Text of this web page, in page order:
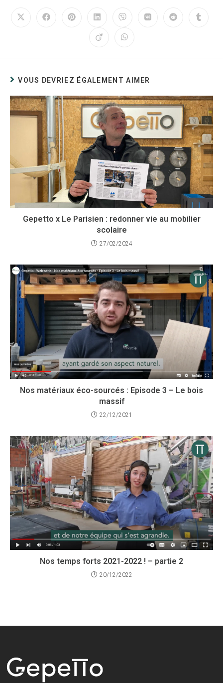
VOUS DEVRIEZ ÉGALEMENT AIMER
Gepetto x Le Parisien : redonner vie au mobilier
scolaire
27/02/2024
Nos matériaux éco-sourcés : Episode 3 – Le bois
massif
22/12/2021
Nos temps forts 2021-2022 ! – partie 2
20/12/2022